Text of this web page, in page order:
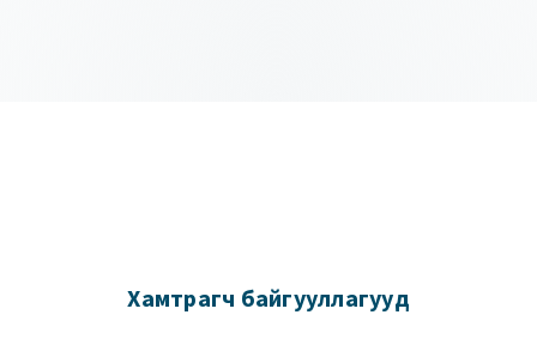
Хамтрагч байгууллагууд